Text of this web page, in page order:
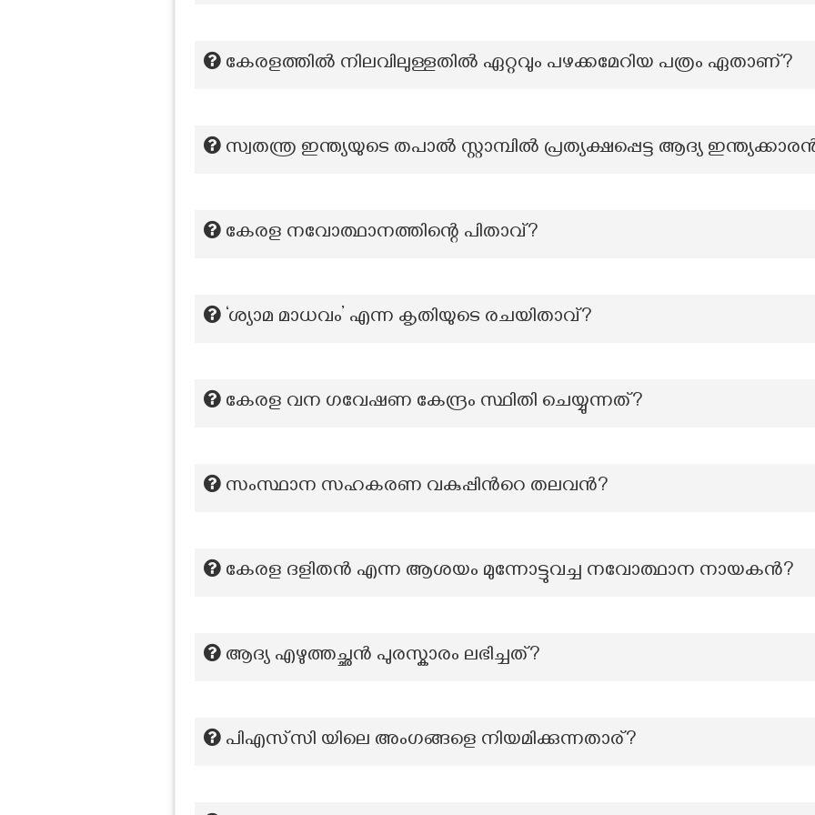
കേരളത്തിൽ നിലവിലുള്ളതിൽ ഏറ്റവും പഴക്കമേറിയ പത്രം ഏതാണ്?
സ്വതന്ത്ര ഇന്ത്യയുടെ തപാൽ സ്റ്റാമ്പിൽ പ്രത്യക്ഷപ്പെട്ട ആദ്യ
കേരള നവോത്ഥാനത്തിന്റെ പിതാവ്?
‘ശ്യാമ മാധവം’ എന്ന കൃതിയുടെ രചയിതാവ്?
കേരള വന ഗവേഷണ കേന്ദ്രം സ്ഥിതി ചെയ്യുന്നത്?
സംസ്ഥാന സഹകരണ വകുപ്പിന്‍റെ തലവൻ?
കേരള ദളിതൻ എന്ന ആശയം മുന്നോട്ടുവച്ച നവോത്ഥാന നായകൻ?
ആദ്യ എഴുത്തച്ഛന്‍ പുരസ്കാരം ലഭിച്ചത്?
പിഎസ്‌സി യിലെ അംഗങ്ങളെ നിയമിക്കുന്നതാര്?